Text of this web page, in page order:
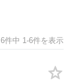
6件中 1-6件を表示